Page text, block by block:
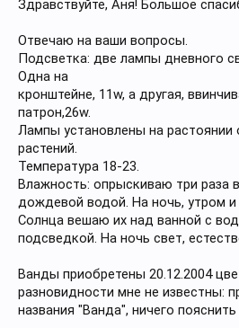
Здравствуйте, Аня! Большое
Отвечаю на ваши вопросы.
Подсветка: две лампы дневного
Одна на
кронштейне, 11w, а другая,
патрон,26w.
Лампы установлены на растоянии
растений.
Температура 18-23.
Влажность: опрыскиваю три раза
дождевой водой. На ночь, утром и
Солнца вешаю их над ванной с
подсведкой. На ночь свет,
Ванды приобретены 20.12.2004
разновидности мне не известны:
названия "Ванда", ничего пояснить